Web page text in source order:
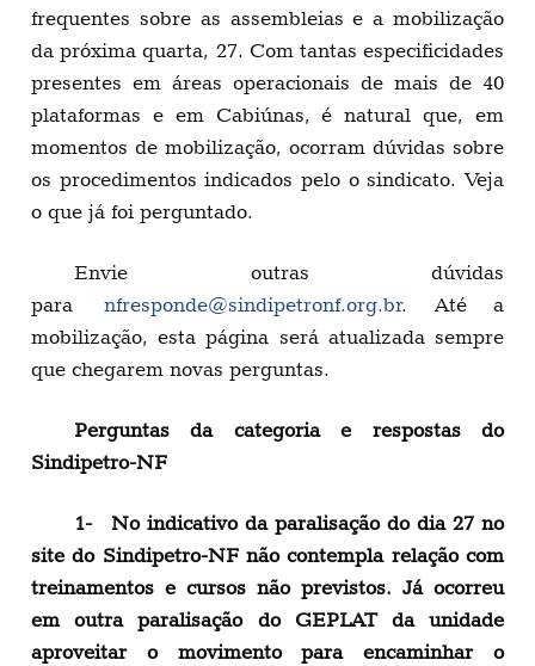
frequentes sobre as assembleias e a mobilização
da próxima quarta, 27. Com tantas especificidades
presentes em áreas operacionais de mais de 40
plataformas e em Cabiúnas, é natural que, em
momentos de mobilização, ocorram dúvidas sobre
os procedimentos indicados pelo o sindicato. Veja
o que já foi perguntado.
Envie outras dúvidas
paranfresponde@sindipetronf.org.br. Até a
mobilização, esta página será atualizada sempre
que chegarem novas perguntas.
Perguntas da categoria e respostas do
Sindipetro-NF
1- No indicativo da paralisação do dia 27 no
site do Sindipetro-NF não contempla relação com
treinamentos e cursos não previstos. Já ocorreu
em outra paralisação do GEPLAT da unidade
aproveitar o movimento para encaminhar o